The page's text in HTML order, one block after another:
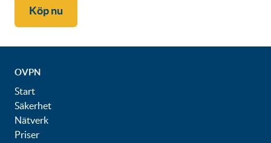
Köp nu
OVPN
Start
Säkerhet
Nätverk
Priser